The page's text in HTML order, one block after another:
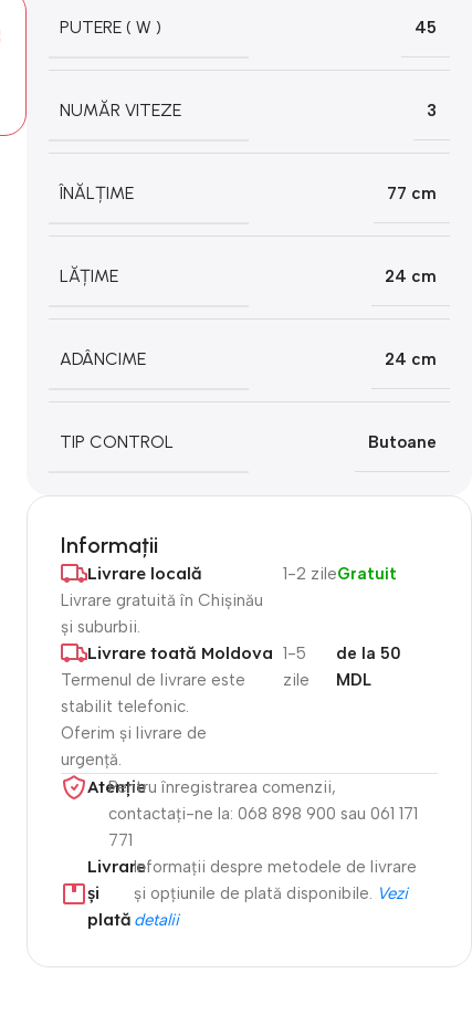
PUTERE ( W ) 45
NUMĂR VITEZE 3
ÎNĂLȚIME 77 cm
LĂȚIME 24 cm
ADÂNCIME 24 cm
TIP CONTROL Butoane
Informații
Livrare locală
Livrare gratuită în Chișinău
și suburbii.
1-2 zileGratuit
Livrare toată Moldova
Termenul de livrare este
stabilit telefonic.
Oferim și livrare de
urgență.
1-5
zile
de la 50
MDL
Atenție​
Pentru înregistrarea comenzii,
contactați-ne la: 068 898 900 sau 061 171
771
Livrare
și
plată
Informații despre metodele de livrare
și opțiunile de plată disponibile.
Vezi
detalii